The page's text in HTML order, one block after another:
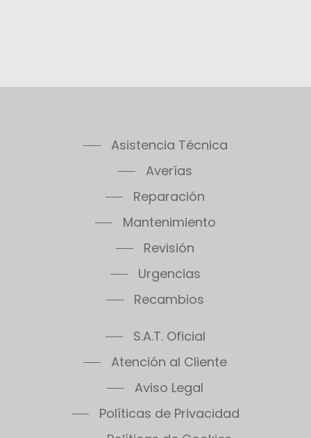
Asistencia Técnica
Averías
Reparación
Mantenimiento
Revisión
Urgencias
Recambios
S.A.T. Oficial
Atención al Cliente
Aviso Legal
Políticas de Privacidad